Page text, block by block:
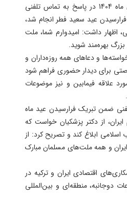
به گزارش نصر، مسعود پزشکیان بعد از ظهر شنبه 9 فروردین ماه 1404 در پاسخ به تماس تلفنی
عید سعید فطر انجام شد،
اظهار داشت: امیدوارم شما، ملت
بهره‌مند شوید.
و دعاهای همه روزه‌داران و
برای دیدار حضوری فراهم شود
علاقه فیمابین و نیز موضوعات
ضمن تبریک فرارسیدن عید ماه
از دکتر پزشکیان خواست که
ابلاغ کند و تصریح کرد: از
و همه ملت‌های مسلمان مبارک
اقتصادی ایران و ترکیه در
منطقه‌ای و بین‌المللی